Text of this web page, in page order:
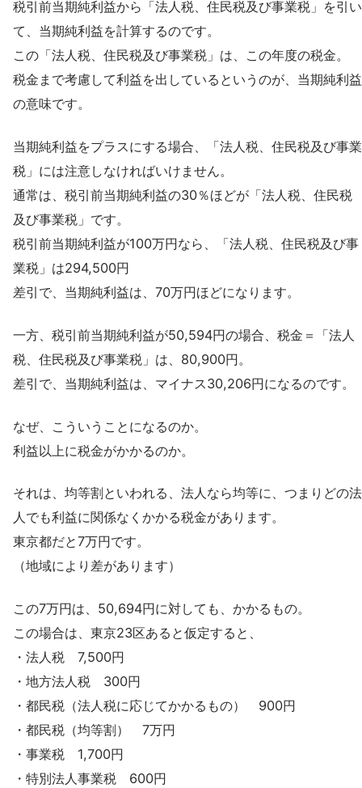
税引前当期純利益から「法人税、住民税及び事業税」を引い
て、当期純利益を計算するのです。
この「法人税、住民税及び事業税」は、この年度の税金。
税金まで考慮して利益を出しているというのが、当期純利益
の意味です。
当期純利益をプラスにする場合、「法人税、住民税及び事業
税」には注意しなければいけません。
通常は、税引前当期純利益の30％ほどが「法人税、住民税
及び事業税」です。
税引前当期純利益が100万円なら、「法人税、住民税及び事
業税」は294,500円
差引で、当期純利益は、70万円ほどになります。
一方、税引前当期純利益が50,594円の場合、税金＝「法人
税、住民税及び事業税」は、80,900円。
差引で、当期純利益は、マイナス30,206円になるのです。
なぜ、こういうことになるのか。
利益以上に税金がかかるのか。
それは、均等割といわれる、法人なら均等に、つまりどの法
人でも利益に関係なくかかる税金があります。
東京都だと7万円です。
（地域により差があります）
この7万円は、50,694円に対しても、かかるもの。
この場合は、東京23区あると仮定すると、
・法人税 7,500円
・地方法人税 300円
・都民税（法人税に応じてかかるもの） 900円
・都民税（均等割） 7万円
・事業税 1,700円
・特別法人事業税 600円